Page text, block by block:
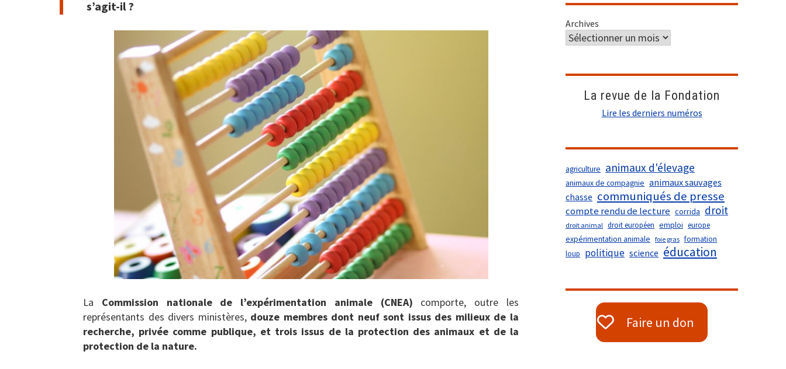
s’agit-il ?
La Commission nationale de l’expérimentation animale (CNEA) comporte, outre les
représentants des divers ministères, douze membres dont neuf sont issus des milieux de la
recherche, privée comme publique, et trois issus de la protection des animaux et de la
protection de la nature.
Archives
La revue de la Fondation
Lire les derniers numéros
agriculture animaux d'élevage
animaux de compagnie animaux sauvages
chasse communiqués de presse
compte rendu de lecture corrida droit
droit animal droit européen emploi europe
expérimentation animale foie gras formation
loup politique science éducation
Faire un don